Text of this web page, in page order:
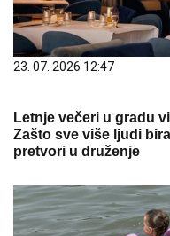
23. 07. 2026 12:47
Letnje večeri u gradu
Zašto sve više ljudi
pretvori u druženje